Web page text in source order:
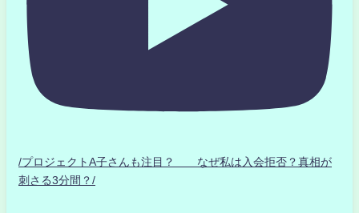
/プロジェクトA子さんも注目？ なぜ私は入会拒否？真相が
刺さる3分間？/